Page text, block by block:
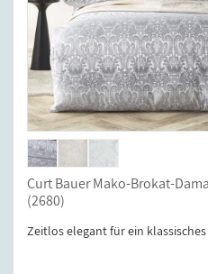
Curt Bauer Mako-Brokat-
(2680)
Zeitlos elegant für ein